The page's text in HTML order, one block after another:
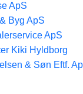
ApS
Byg ApS
ApS
Kiki Hyldborg
& Søn Eftf.